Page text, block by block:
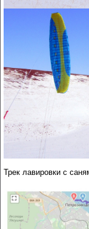
Трек лавировки с